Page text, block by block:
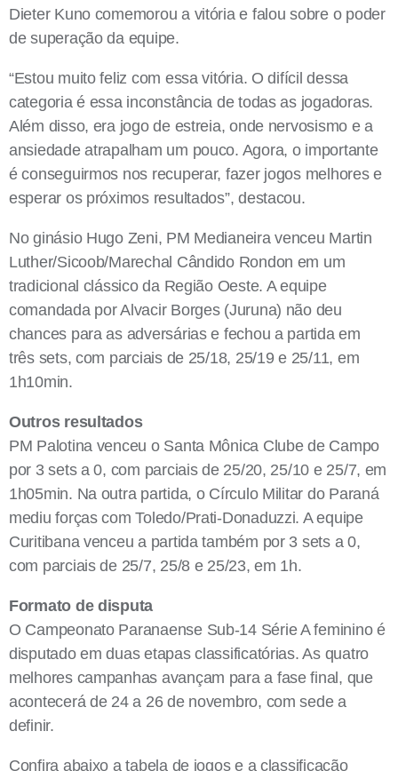
Dieter Kuno comemorou a vitória e falou sobre o poder
de superação da equipe.
“Estou muito feliz com essa vitória. O difícil dessa
categoria é essa inconstância de todas as jogadoras.
Além disso, era jogo de estreia, onde nervosismo e a
ansiedade atrapalham um pouco. Agora, o importante
é conseguirmos nos recuperar, fazer jogos melhores e
esperar os próximos resultados”, destacou.
No ginásio Hugo Zeni, PM Medianeira venceu Martin
Luther/Sicoob/Marechal Cândido Rondon em um
tradicional clássico da Região Oeste. A equipe
comandada por Alvacir Borges (Juruna) não deu
chances para as adversárias e fechou a partida em
três sets, com parciais de 25/18, 25/19 e 25/11, em
1h10min.
Outros resultados
PM Palotina venceu o Santa Mônica Clube de Campo
por 3 sets a 0, com parciais de 25/20, 25/10 e 25/7, em
1h05min. Na outra partida, o Círculo Militar do Paraná
mediu forças com Toledo/Prati-Donaduzzi. A equipe
Curitibana venceu a partida também por 3 sets a 0,
com parciais de 25/7, 25/8 e 25/23, em 1h.
Formato de disputa
O Campeonato Paranaense Sub-14 Série A feminino é
disputado em duas etapas classificatórias. As quatro
melhores campanhas avançam para a fase final, que
acontecerá de 24 a 26 de novembro, com sede a
definir.
Confira abaixo a tabela de jogos e a classificação